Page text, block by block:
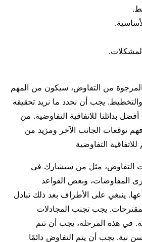
من التفاوض، سيكون من المهم
والتخطيط. يجب أن نحدد ما نريد تحقيقه
بدائلنا للاتفاقية التفاوضية. من
فهم توقعات الجانب الآخر ومزيد من
التفاوضية
التفاوض، مثل من سيشارك في
المفاوضات، وبعض القواعد
ينبغي على الأطراف بعد ذلك تبادل
يجب تجنب المجادلات
في هذه المرحلة، يجب أن تتم
نية. يجب أن يتم التفاوض دائمًا